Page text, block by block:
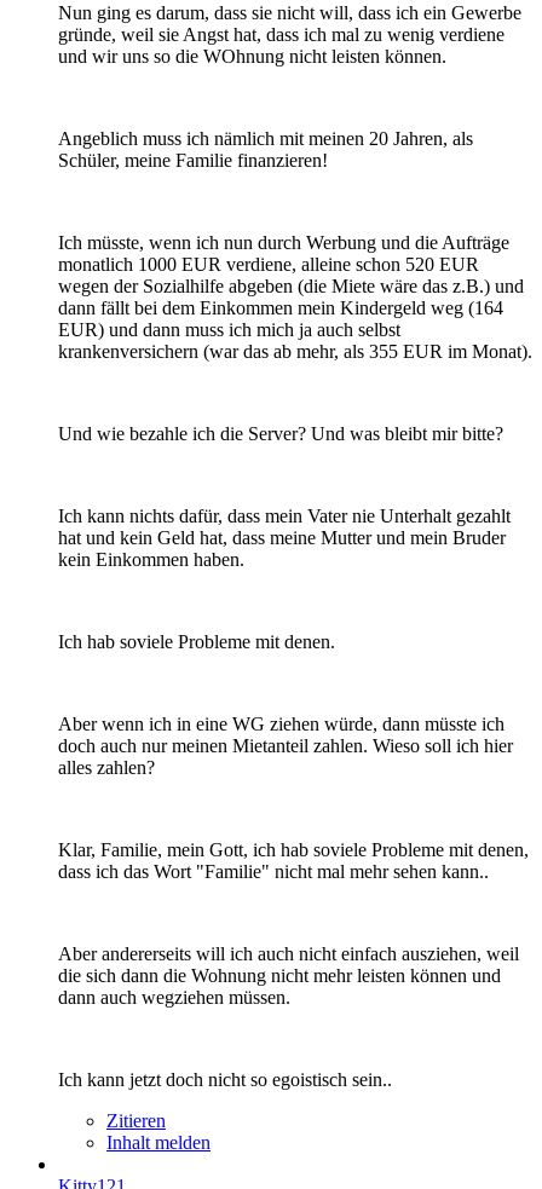
Nun ging es darum, dass sie nicht will, dass ich ein Gewerbe
gründe, weil sie Angst hat, dass ich mal zu wenig verdiene
und wir uns so die WOhnung nicht leisten können.
Angeblich muss ich nämlich mit meinen 20 Jahren, als
Schüler, meine Familie finanzieren!
Ich müsste, wenn ich nun durch Werbung und die Aufträge
monatlich 1000 EUR verdiene, alleine schon 520 EUR
wegen der Sozialhilfe abgeben (die Miete wäre das z.B.) und
dann fällt bei dem Einkommen mein Kindergeld weg (164
EUR) und dann muss ich mich ja auch selbst
krankenversichern (war das ab mehr, als 355 EUR im Monat).
Und wie bezahle ich die Server? Und was bleibt mir bitte?
Ich kann nichts dafür, dass mein Vater nie Unterhalt gezahlt
hat und kein Geld hat, dass meine Mutter und mein Bruder
kein Einkommen haben.
Ich hab soviele Probleme mit denen.
Aber wenn ich in eine WG ziehen würde, dann müsste ich
doch auch nur meinen Mietanteil zahlen. Wieso soll ich hier
alles zahlen?
Klar, Familie, mein Gott, ich hab soviele Probleme mit denen,
dass ich das Wort "Familie" nicht mal mehr sehen kann..
Aber andererseits will ich auch nicht einfach ausziehen, weil
die sich dann die Wohnung nicht mehr leisten können und
dann auch wegziehen müssen.
Ich kann jetzt doch nicht so egoistisch sein..
Zitieren
Inhalt melden